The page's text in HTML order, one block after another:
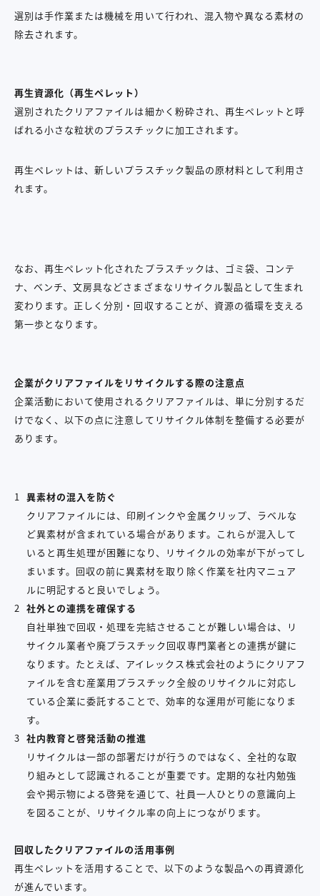
選別は手作業または機械を用いて行われ、混入物や異なる素材の
除去されます。
再生資源化（再生ペレット）
選別されたクリアファイルは細かく粉砕され、再生ペレットと呼
ばれる小さな粒状のプラスチックに加工されます。
再生ペレットは、新しいプラスチック製品の原材料として利用さ
れます。
なお、再生ペレット化されたプラスチックは、ゴミ袋、コンテ
ナ、ベンチ、文房具などさまざまなリサイクル製品として生まれ
変わります。正しく分別・回収することが、資源の循環を支える
第一歩となります。
企業がクリアファイルをリサイクルする際の注意点
企業活動において使用されるクリアファイルは、単に分別するだ
けでなく、以下の点に注意してリサイクル体制を整備する必要が
あります。
異素材の混入を防ぐ
クリアファイルには、印刷インクや金属クリップ、ラベルな
ど異素材が含まれている場合があります。これらが混入して
いると再生処理が困難になり、リサイクルの効率が下がってし
まいます。回収の前に異素材を取り除く作業を社内マニュア
ルに明記すると良いでしょう。
社外との連携を確保する
自社単独で回収・処理を完結させることが難しい場合は、リ
サイクル業者や廃プラスチック回収専門業者との連携が鍵に
なります。たとえば、アイレックス株式会社のようにクリアフ
ァイルを含む産業用プラスチック全般のリサイクルに対応し
ている企業に委託することで、効率的な運用が可能になりま
す。
社内教育と啓発活動の推進
リサイクルは一部の部署だけが行うのではなく、全社的な取
り組みとして認識されることが重要です。定期的な社内勉強
会や掲示物による啓発を通じて、社員一人ひとりの意識向上
を図ることが、リサイクル率の向上につながります。
回収したクリアファイルの活用事例
再生ペレットを活用することで、以下のような製品への再資源化
が進んでいます。